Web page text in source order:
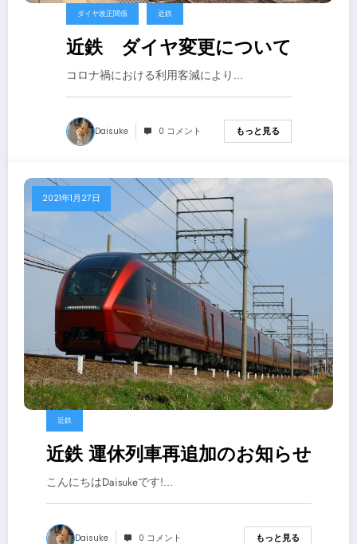
ダイヤ改正関係 近鉄
近鉄 ダイヤ変更について
コロナ禍における利用客減により…
Daisuke 0 コメント もっと見る
2021年1月27日
近鉄
近鉄 運休列車再追加のお知らせ
こんにちはDaisukeです!…
Daisuke 0 コメント もっと見る